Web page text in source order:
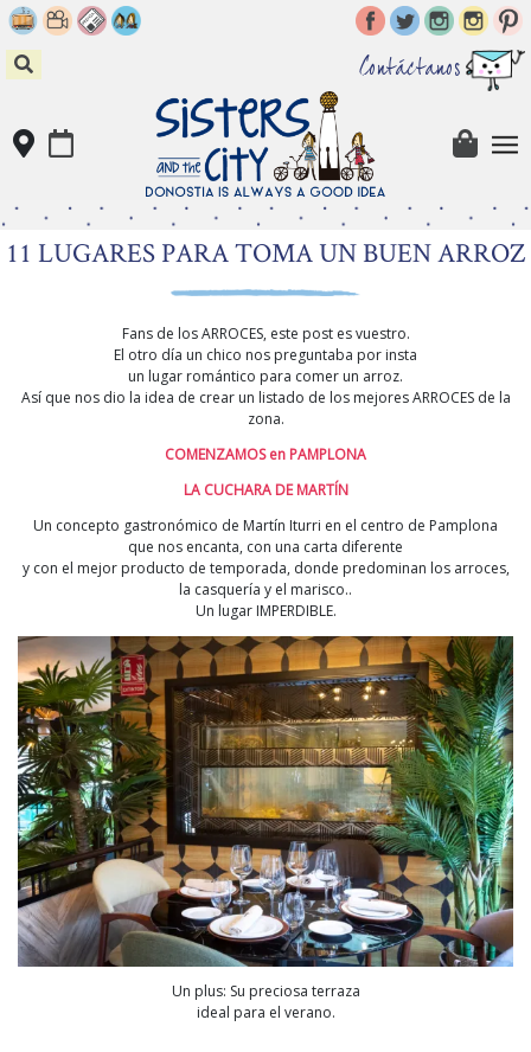
Skip
to
content
Contáctanos
11 LUGARES PARA TOMA UN BUEN ARROZ
Fans de los ARROCES, este post es vuestro.
El otro día un chico nos preguntaba por insta
un lugar romántico para comer un arroz.
Así que nos dio la idea de crear un listado de los mejores ARROCES de la
zona.
COMENZAMOS en PAMPLONA
LA CUCHARA DE MARTÍN
Un concepto gastronómico de Martín Iturri en el centro de Pamplona
que nos encanta, con una carta diferente
y con el mejor producto de temporada, donde predominan los arroces,
la casquería y el marisco..
Un lugar IMPERDIBLE.
Un plus: Su preciosa terraza
ideal para el verano.